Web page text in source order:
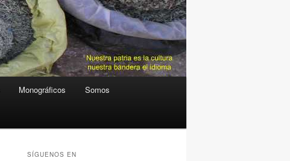
Monográficos Somos
SÍGUENOS EN